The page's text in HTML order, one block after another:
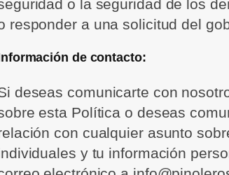
o la seguridad de los
responder a una solicitud del
de contacto:
deseas comunicarte con
esta Política o deseas
con cualquier asunto
y tu información